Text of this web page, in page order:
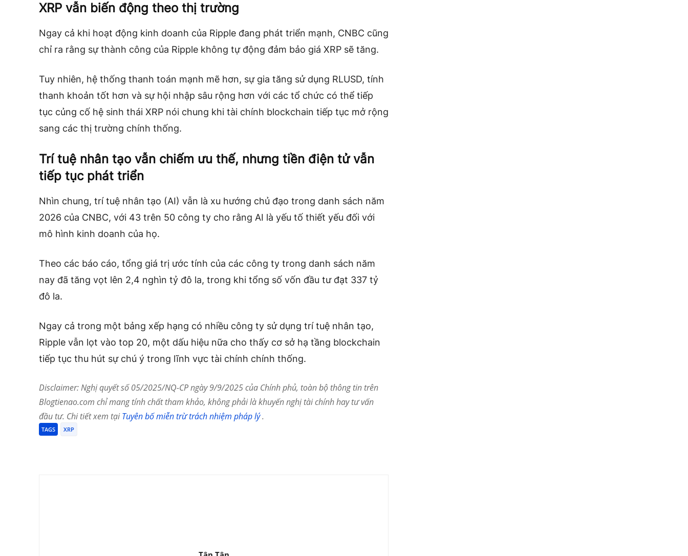
XRP vẫn biến động theo thị trường
Ngay cả khi hoạt động kinh doanh của Ripple đang phát triển mạnh, CNBC cũng
chỉ ra rằng sự thành công của Ripple không tự động đảm bảo giá XRP sẽ tăng.
Tuy nhiên, hệ thống thanh toán mạnh mẽ hơn, sự gia tăng sử dụng RLUSD, tính
thanh khoản tốt hơn và sự hội nhập sâu rộng hơn với các tổ chức có thể tiếp
tục củng cố hệ sinh thái XRP nói chung khi tài chính blockchain tiếp tục mở rộng
sang các thị trường chính thống.
Trí tuệ nhân tạo vẫn chiếm ưu thế, nhưng tiền điện tử vẫn
tiếp tục phát triển
Nhìn chung, trí tuệ nhân tạo (AI) vẫn là xu hướng chủ đạo trong danh sách năm
2026 của CNBC, với 43 trên 50 công ty cho rằng AI là yếu tố thiết yếu đối với
mô hình kinh doanh của họ.
Theo các báo cáo, tổng giá trị ước tính của các công ty trong danh sách năm
nay đã tăng vọt lên 2,4 nghìn tỷ đô la, trong khi tổng số vốn đầu tư đạt 337 tỷ
đô la.
Ngay cả trong một bảng xếp hạng có nhiều công ty sử dụng trí tuệ nhân tạo,
Ripple vẫn lọt vào top 20, một dấu hiệu nữa cho thấy cơ sở hạ tầng blockchain
tiếp tục thu hút sự chú ý trong lĩnh vực tài chính chính thống.
Disclaimer: Nghị quyết số 05/2025/NQ-CP ngày 9/9/2025 của Chính phủ, toàn bộ thông tin trên
Blogtienao.com chỉ mang tính chất tham khảo, không phải là khuyến nghị tài chính hay tư vấn
đầu tư. Chi tiết xem tạiTuyên bố miễn trừ trách nhiệm pháp lý.
TAGS XRP